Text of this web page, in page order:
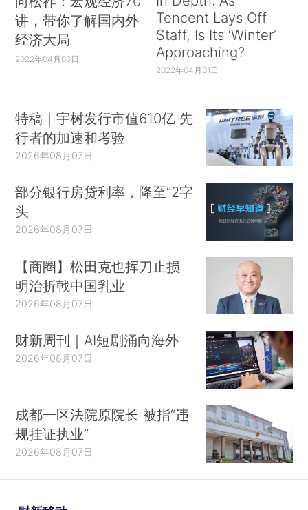
讲，带你了解国内外
经济大局
2022年04月06日
Tencent Lays Off
Staff, Is Its ‘Winter’
Approaching?
2022年04月01日
特稿｜宇树发行市值610亿 先
行者的加速和考验
2026年08月07日
部分银行房贷利率，降至“2字
头
2026年08月07日
【商圈】松田克也挥刀止损
明治折戟中国乳业
2026年08月07日
财新周刊｜AI短剧涌向海外
2026年08月07日
成都一区法院原院长 被指“违
规挂证执业”
2026年08月07日